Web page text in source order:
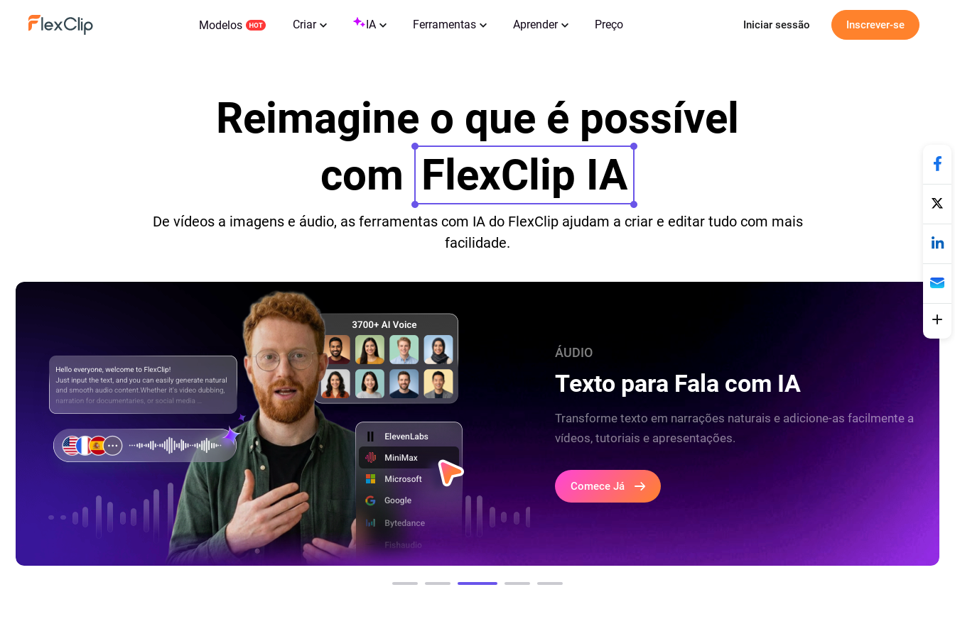
Modelos Criar IA Ferramentas Aprender Preço Iniciar sessão Inscrever-se
Reimagine o que é possível
com FlexClip IA
De vídeos a imagens e áudio, as ferramentas com IA do FlexClip ajudam a criar e editar tudo com mais
facilidade.
ÁUDIO
Texto para Fala com IA
Transforme texto em narrações naturais e adicione-as facilmente a
vídeos, tutoriais e apresentações.
Comece Já